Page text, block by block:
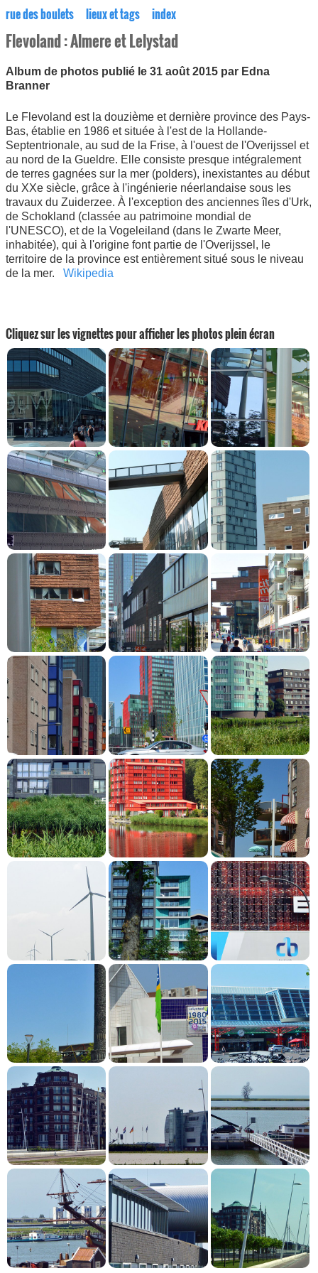
rue des boulets lieux et tags index
Flevoland : Almere et Lelystad
Album de photos publié le 31 août 2015 par Edna
Branner
Le Flevoland est la douzième et dernière province des Pays-
Bas, établie en 1986 et située à l'est de la Hollande-
Septentrionale, au sud de la Frise, à l'ouest de l'Overijssel et
au nord de la Gueldre. Elle consiste presque intégralement
de terres gagnées sur la mer (polders), inexistantes au début
du XXe siècle, grâce à l'ingénierie néerlandaise sous les
travaux du Zuiderzee. À l'exception des anciennes îles d'Urk,
de Schokland (classée au patrimoine mondial de
l'UNESCO), et de la Vogeleiland (dans le Zwarte Meer,
inhabitée), qui à l'origine font partie de l'Overijssel, le
territoire de la province est entièrement situé sous le niveau
de la mer. Wikipedia
Cliquez sur les vignettes pour afficher les photos plein écran